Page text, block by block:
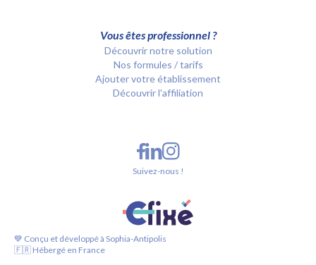
Vous êtes professionnel ?
Découvrir notre solution
Nos formules / tarifs
Ajouter votre établissement
Découvrir l'affiliation
💙 Conçu et développé à Sophia-Antipolis
🇫🇷 Hébergé en France
Suivez-nous !